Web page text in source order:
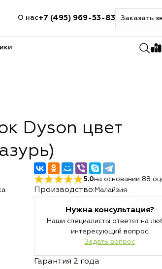
О нас+7 (495) 969-53-83 Заказать
0
Dyson цвет
5.0на основании 88
Производство: Малайзия
Нужна консультация?
Наши специалисты ответят на
интересующий вопрос
Задать вопрос
Гарантия 2 года